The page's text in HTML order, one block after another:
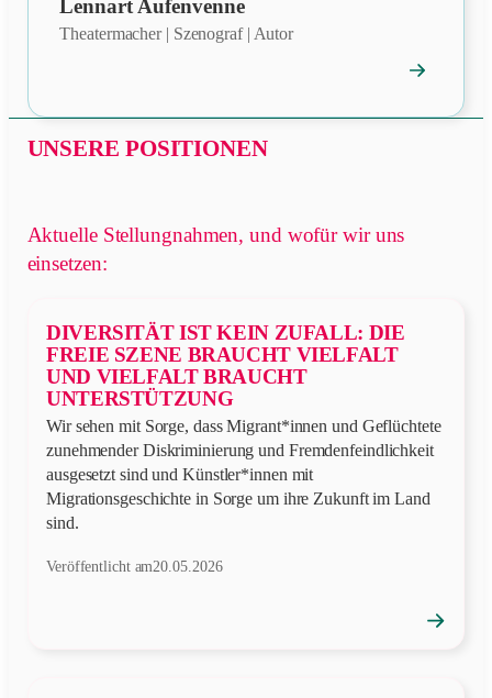
Lennart Aufenvenne
Theatermacher | Szenograf | Autor
→
UNSERE POSITIONEN
Aktuelle Stellungnahmen, und wofür wir uns
einsetzen:
DIVERSITÄT IST KEIN ZUFALL: DIE
FREIE SZENE BRAUCHT VIELFALT
UND VIELFALT BRAUCHT
UNTERSTÜTZUNG
Wir sehen mit Sorge, dass Migrant*innen und Geflüchtete
zunehmender Diskriminierung und Fremdenfeindlichkeit
ausgesetzt sind und Künstler*innen mit
Migrationsgeschichte in Sorge um ihre Zukunft im Land
sind.
Veröffentlicht am20.05.2026
→